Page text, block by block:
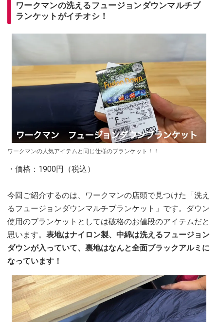
ワークマンの洗えるフュージョンダウンマルチブ
ランケットがイチオシ！
ワークマンの人気アイテムと同じ仕様のブランケット！！
・価格：1900円（税込）
今回ご紹介するのは、ワークマンの店頭で見つけた「洗え
るフュージョンダウンマルチブランケット」です。ダウン
使用のブランケットとしては破格のお値段のアイテムだと
思います。 表地はナイロン製、中綿は洗えるフュージョン
ダウンが入っていて、裏地はなんと全面ブラックアルミに
なっています！